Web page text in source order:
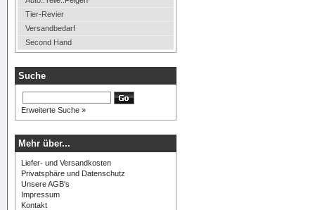
Tier-Revier
Versandbedarf
Second Hand
Suche
Erweiterte Suche »
Mehr über...
Liefer- und Versandkosten
Privatsphäre und Datenschutz
Unsere AGB's
Impressum
Kontakt